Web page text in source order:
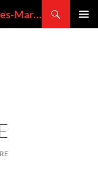
VOLCANMANIA : le blog de Jacques-Marie BARDINTZEFF, volcanologue